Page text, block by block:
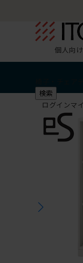
個人向
検索
ログインマ